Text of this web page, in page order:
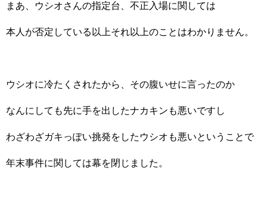
まあ、ウシオさんの指定台、不正入場に関しては
本人が否定している以上それ以上のことはわかりません。
ウシオに冷たくされたから、その腹いせに言ったのか
なんにしても先に手を出したナカキンも悪いですし
わざわざガキっぽい挑発をしたウシオも悪いということで
年末事件に関しては幕を閉じました。